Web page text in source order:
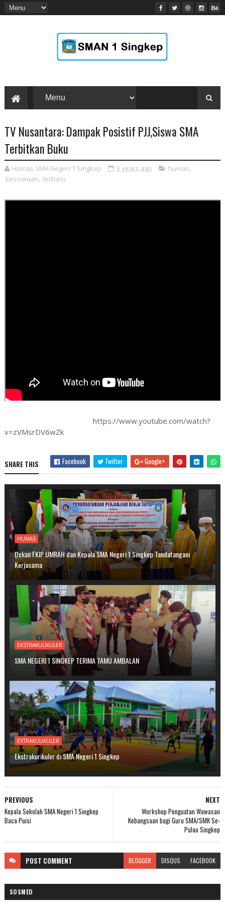
TV Nusantara: Dampak Posistif PJJ,Siswa SMA
Terbitkan Buku
Humas SMA Negeri 1 Singkep 5 years ago humas
kesiswaan terbaru
https://www.youtube.com/watch?
v=zVMsrDV6wZk
SHARE THIS Facebook Twitter Google+
HUMAS
Dekan FKIP UMRAH dan Kepala SMA Negeri 1 Singkep Tandatangani
Kerjasama
EKSTRAKULIKULER
SMA NEGERI 1 SINGKEP TERIMA TAMU AMBALAN
EXTRAKULIKULER
Ekstrakurikuler di SMA Negeri 1 Singkep
NEXT
Workshop Penguatan Wawasan
Kebangsaan bagi Guru SMA/SMK Se-
Pulau Singkep
PREVIOUS
Kepala Sekolah SMA Negeri 1 Singkep
Baca Puisi
POST COMMENT BLOGGER DISQUS FACEBOOK
SOSMED